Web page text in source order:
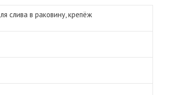
слива в раковину, крепёж